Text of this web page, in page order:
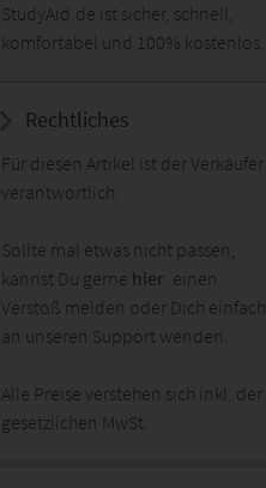
StudyAid.de ist sicher, schnell,
komfortabel und 100% kostenlos.
Rechtliches
Für diesen Artikel ist der Verkäufer
verantwortlich.
Sollte mal etwas nicht passen,
kannst Du gerne hier einen
Verstoß melden oder Dich einfach
an unseren Support wenden.
Alle Preise verstehen sich inkl. der
gesetzlichen MwSt.